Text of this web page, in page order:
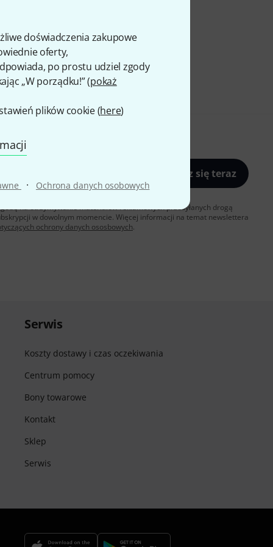
doświadczenia zakupowe
oferty,
po prostu udziel zgody
„W porządku!” (pokaż
plików cookie (here)
· Ochrona danych osobowych
Zapisz się teraz
na otrzymywanie materialów reklamowych przesyłanych drogą
w dowolnym momencie. Więcej informacji na temat newslettera
ochrony danych ososbowych.
Serwis
Koszty dostawy i czas oczekiwania
Centrum pomocy
Bony towarowe
Kontakt
Sklep
Serwis